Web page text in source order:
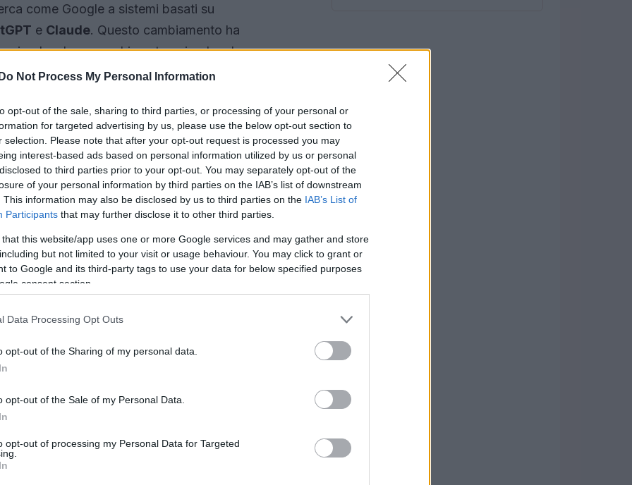
Do Not Process My Personal Information
opt-out of the sale, sharing to third parties, or processing of your personal or
for targeted advertising by us, please use the below opt-out section to
selection. Please note that after your opt-out request is processed you may
interest-based ads based on personal information utilized by us or personal
to third parties prior to your opt-out. You may separately opt-out of the
of your personal information by third parties on the IAB’s list of downstream
This information may also be disclosed by us to third parties on the IAB’s List of
Participants that may further disclose it to other third parties.
that this website/app uses one or more Google services and may gather and store
but not limited to your visit or usage behaviour. You may click to grant or
to Google and its third-party tags to use your data for below specified purposes
consent section.
Data Processing Opt Outs
opt-out of the Sharing of my personal data.
opt-out of the Sale of my Personal Data.
opt-out of processing my Personal Data for Targeted
come Google a sistemi basati su
e Claude. Questo cambiamento ha
che sono chiamate a rivedere le
la visibilità e l’efficacia delle proprie
cambiamenti nel comportamento degli
e unframework operativo per affrontare
click e il crollo del CTR
verso la ricerca basata su AI è l’aumento